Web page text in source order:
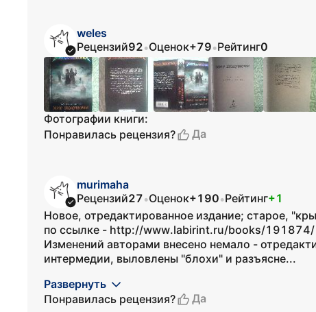
weles
Рецензий92•Оценок+79•Рейтинг0
Фотографии книги:
Понравилась рецензия?
Да
murimaha
Рецензий27•Оценок+190•Рейтинг+1
Новое, отредактированное издание; старое,
по ссылке - http://www.labirint.ru/books/191874/
Изменений авторами внесено немало -
интермедии, выловлены "блохи" и разъясне...
Развернуть
Понравилась рецензия?
Да